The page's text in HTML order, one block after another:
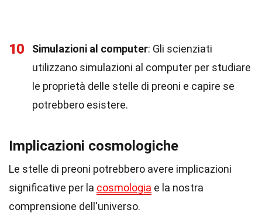
10 Simulazioni al computer: Gli scienziati
utilizzano simulazioni al computer per studiare
le proprietà delle stelle di preoni e capire se
potrebbero esistere.
Implicazioni cosmologiche
Le stelle di preoni potrebbero avere implicazioni
significative per la cosmologia e la nostra
comprensione dell'universo.